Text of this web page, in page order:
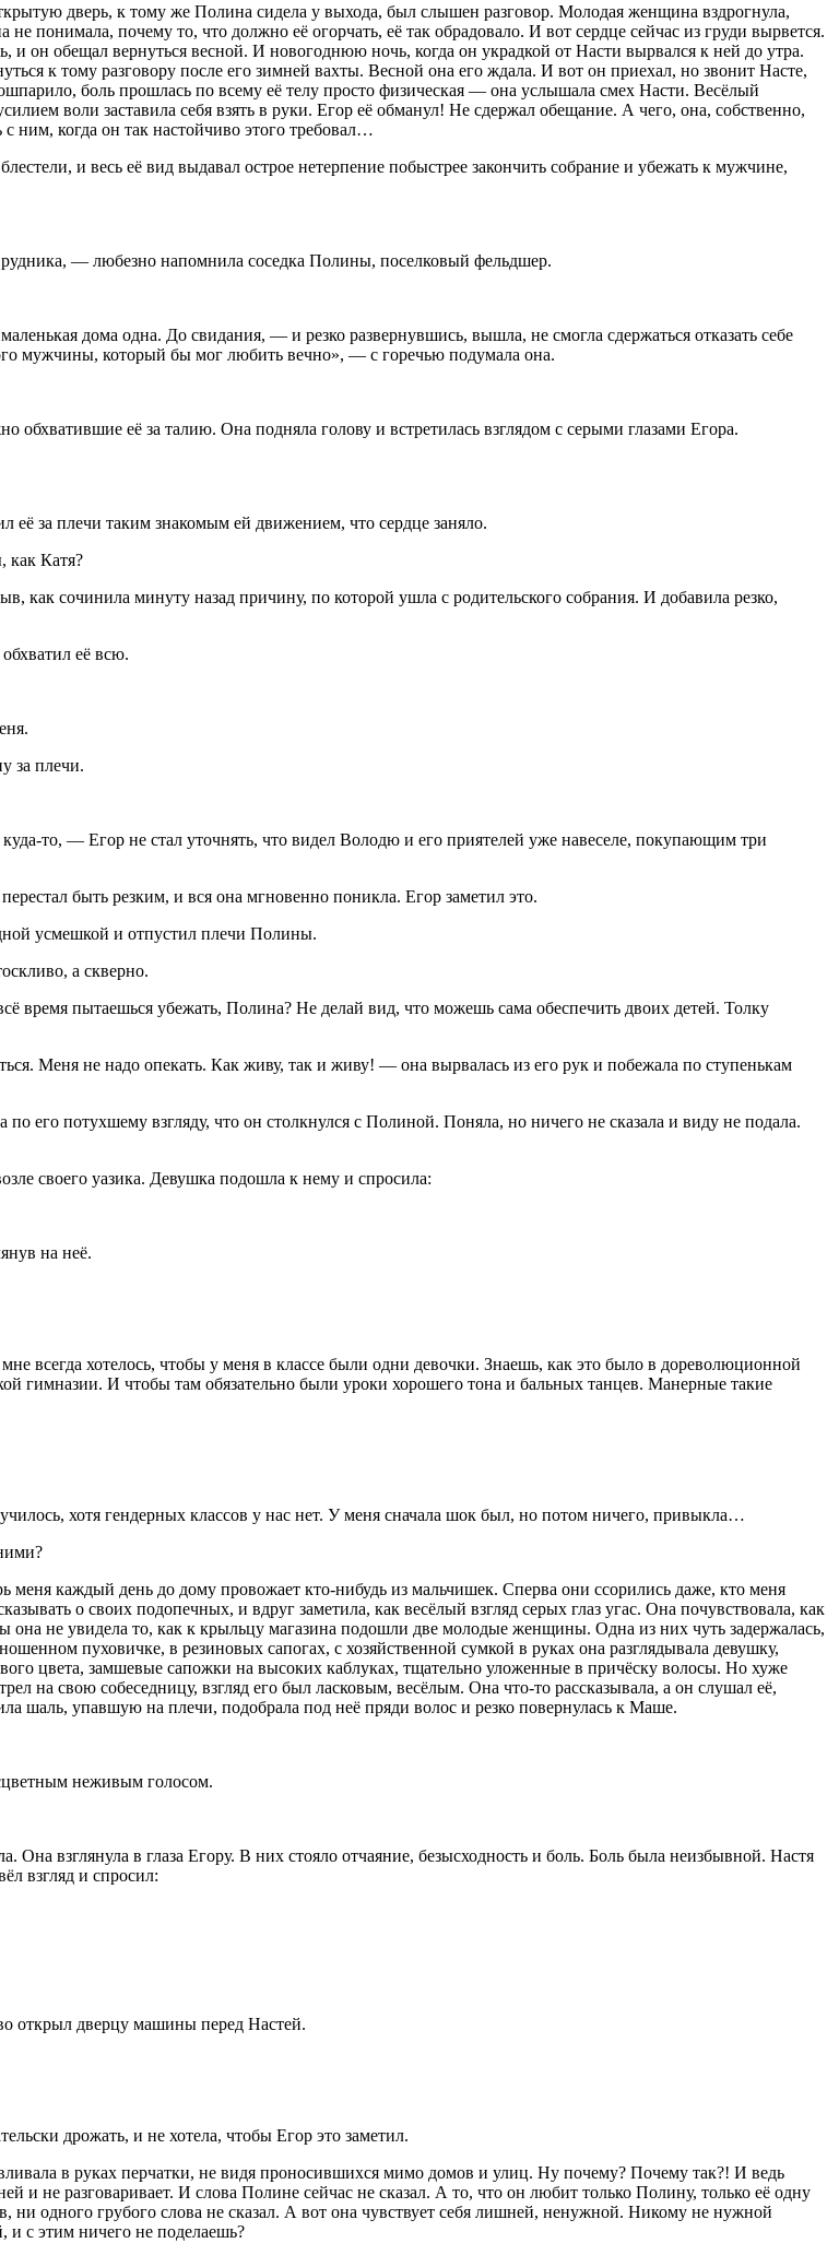
дверь, к тому же Полина сидела у выхода, был слышен разговор. Молодая женщина вздрогнула,
понимала, почему то, что должно её огорчать, её так обрадовало. И вот сердце сейчас из груди вырвется.
он обещал вернуться весной. И новогоднюю ночь, когда он украдкой от Насти вырвался к ней до утра.
к тому разговору после его зимней вахты. Весной она его ждала. И вот он приехал, но звонит Насте,
боль прошлась по всему её телу просто физическая — она услышала смех Насти. Весёлый
воли заставила себя взять в руки. Егор её обманул! Не сдержал обещание. А чего, она, собственно,
ним, когда он так настойчиво этого требовал…
и весь её вид выдавал острое нетерпение побыстрее закончить собрание и убежать к мужчине,
— любезно напомнила соседка Полины, поселковый фельдшер.
дома одна. До свидания, — и резко развернувшись, вышла, не смогла сдержаться отказать себе
мужчины, который бы мог любить вечно», — с горечью подумала она.
её за талию. Она подняла голову и встретилась взглядом с серыми глазами Егора.
за плечи таким знакомым ей движением, что сердце заняло.
Катя?
сочинила минуту назад причину, по которой ушла с родительского собрания. И добавила резко,
её всю.
за плечи.
то, — Егор не стал уточнять, что видел Володю и его приятелей уже навеселе, покупающим три
быть резким, и вся она мгновенно поникла. Егор заметил это.
усмешкой и отпустил плечи Полины.
а скверно.
пытаешься убежать, Полина? Не делай вид, что можешь сама обеспечить двоих детей. Толку
Меня не надо опекать. Как живу, так и живу! — она вырвалась из его рук и побежала по ступенькам
его потухшему взгляду, что он столкнулся с Полиной. Поняла, но ничего не сказала и виду не подала.
своего уазика. Девушка подошла к нему и спросила:
на неё.
всегда хотелось, чтобы у меня в классе были одни девочки. Знаешь, как это было в дореволюционной
гимназии. И чтобы там обязательно были уроки хорошего тона и бальных танцев. Манерные такие
хотя гендерных классов у нас нет. У меня сначала шок был, но потом ничего, привыкла…
меня каждый день до дому провожает кто-нибудь из мальчишек. Сперва они ссорились даже, кто меня
о своих подопечных, и вдруг заметила, как весёлый взгляд серых глаз угас. Она почувствовала, как
она не увидела то, как к крыльцу магазина подошли две молодые женщины. Одна из них чуть задержалась,
пуховичке, в резиновых сапогах, с хозяйственной сумкой в руках она разглядывала девушку,
цвета, замшевые сапожки на высоких каблуках, тщательно уложенные в причёску волосы. Но хуже
на свою собеседницу, взгляд его был ласковым, весёлым. Она что-то рассказывала, а он слушал её,
шаль, упавшую на плечи, подобрала под неё пряди волос и резко повернулась к Маше.
неживым голосом.
взглянула в глаза Егору. В них стояло отчаяние, безысходность и боль. Боль была неизбывной. Настя
взгляд и спросил:
открыл дверцу машины перед Настей.
дрожать, и не хотела, чтобы Егор это заметил.
в руках перчатки, не видя проносившихся мимо домов и улиц. Ну почему? Почему так?! И ведь
и не разговаривает. И слова Полине сейчас не сказал. А то, что он любит только Полину, только её одну
ни одного грубого слова не сказал. А вот она чувствует себя лишней, ненужной. Никому не нужной
с этим ничего не поделаешь?